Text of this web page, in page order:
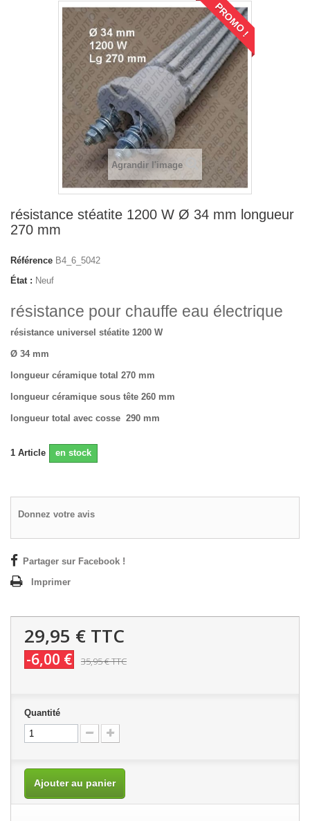
PROMO !
Agrandir l'image
résistance stéatite 1200 W Ø 34 mm longueur
270 mm
Référence B4_6_5042
État : Neuf
résistance pour chauffe eau électrique
résistance universel stéatite 1200 W
Ø 34 mm
longueur céramique total 270 mm
longueur céramique sous tête 260 mm
longueur total avec cosse 290 mm
1 Article en stock
Donnez votre avis
Partager sur Facebook !
Imprimer
29,95 € TTC
-6,00 € 35,95 €TTC
Quantité
Ajouter au panier